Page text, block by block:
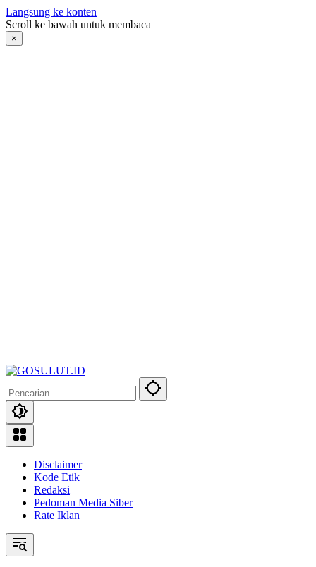
Langsung ke konten
Scroll ke bawah untuk membaca
×
Disclaimer
Kode Etik
Redaksi
Pedoman Media Siber
Rate Iklan